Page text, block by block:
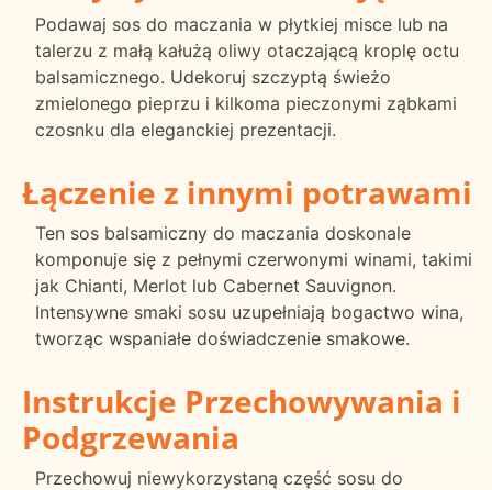
Podawaj sos do maczania w płytkiej misce lub na
talerzu z małą kałużą oliwy otaczającą kroplę octu
balsamicznego. Udekoruj szczyptą świeżo
zmielonego pieprzu i kilkoma pieczonymi ząbkami
czosnku dla eleganckiej prezentacji.
Łączenie z innymi potrawami
Ten sos balsamiczny do maczania doskonale
komponuje się z pełnymi czerwonymi winami, takimi
jak Chianti, Merlot lub Cabernet Sauvignon.
Intensywne smaki sosu uzupełniają bogactwo wina,
tworząc wspaniałe doświadczenie smakowe.
Instrukcje Przechowywania i
Podgrzewania
Przechowuj niewykorzystaną część sosu do